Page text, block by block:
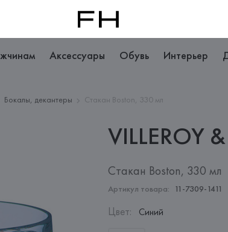
Аксессуары Обувь Интерьер
Бокалы, декантеры Стакан Boston, 330 мл
VILLEROY &
Стакан Boston, 330 мл
Артикул товара: 11-7309-1411
Цвет: Синий